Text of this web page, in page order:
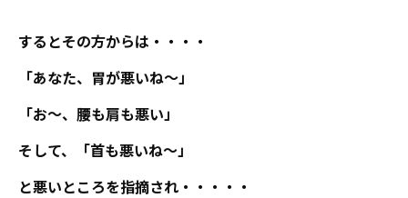
するとその方からは・・・・
「あなた、胃が悪いね～」
「お～、腰も肩も悪い」
そして、「首も悪いね～」
と悪いところを指摘され・・・・・